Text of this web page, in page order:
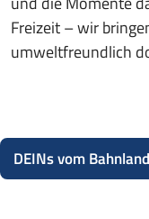
Freizeit – wir
umweltfreundlich
DEINs vom